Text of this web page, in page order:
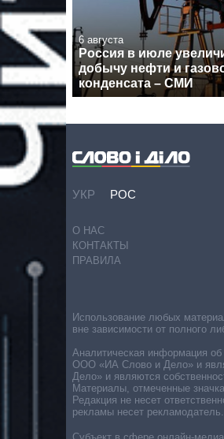
6 августа
Россия в июле
добычу нефти и
конденсата – СМИ
УКР РОС
О НАС
КОНТАКТЫ
ПРАВИЛА
Использование любых
вне зависимости от полного
Аналитическая информация
ООО «ИА Слово и Дело» и
Дело» и являются
Материалы, отмеченные
Редакция не несет
рекламы несет рекламодатель.